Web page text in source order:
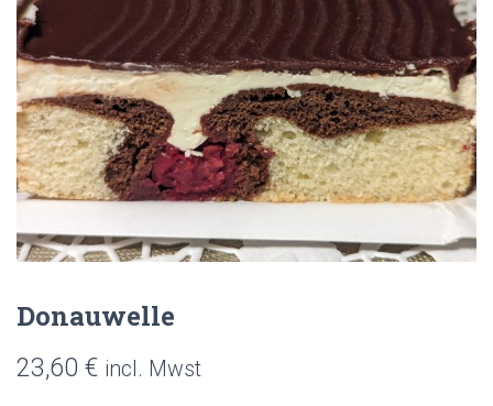
Donauwelle
23,60 € incl. Mwst